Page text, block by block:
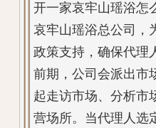
开一家哀牢山瑶浴怎
哀牢山瑶浴总公司，
政策支持，确保代理
前期，公司会派出市
起走访市场、分析市
营场所。当代理人选